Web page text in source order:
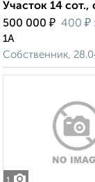
Участок 14
500 000 ₽ 400 ₽
1А
Собственник,